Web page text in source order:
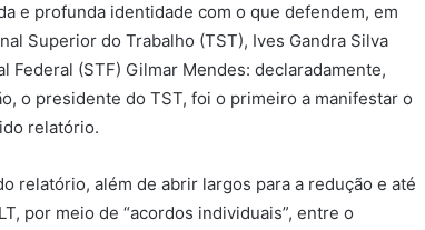
e profunda identidade com o que defendem, em
Superior do Trabalho (TST), Ives Gandra Silva
(STF) Gilmar Mendes: declaradamente,
o presidente do TST, foi o primeiro a manifestar o
relatório.
relatório, além de abrir largos para a redução e até
por meio de “acordos individuais”, entre o